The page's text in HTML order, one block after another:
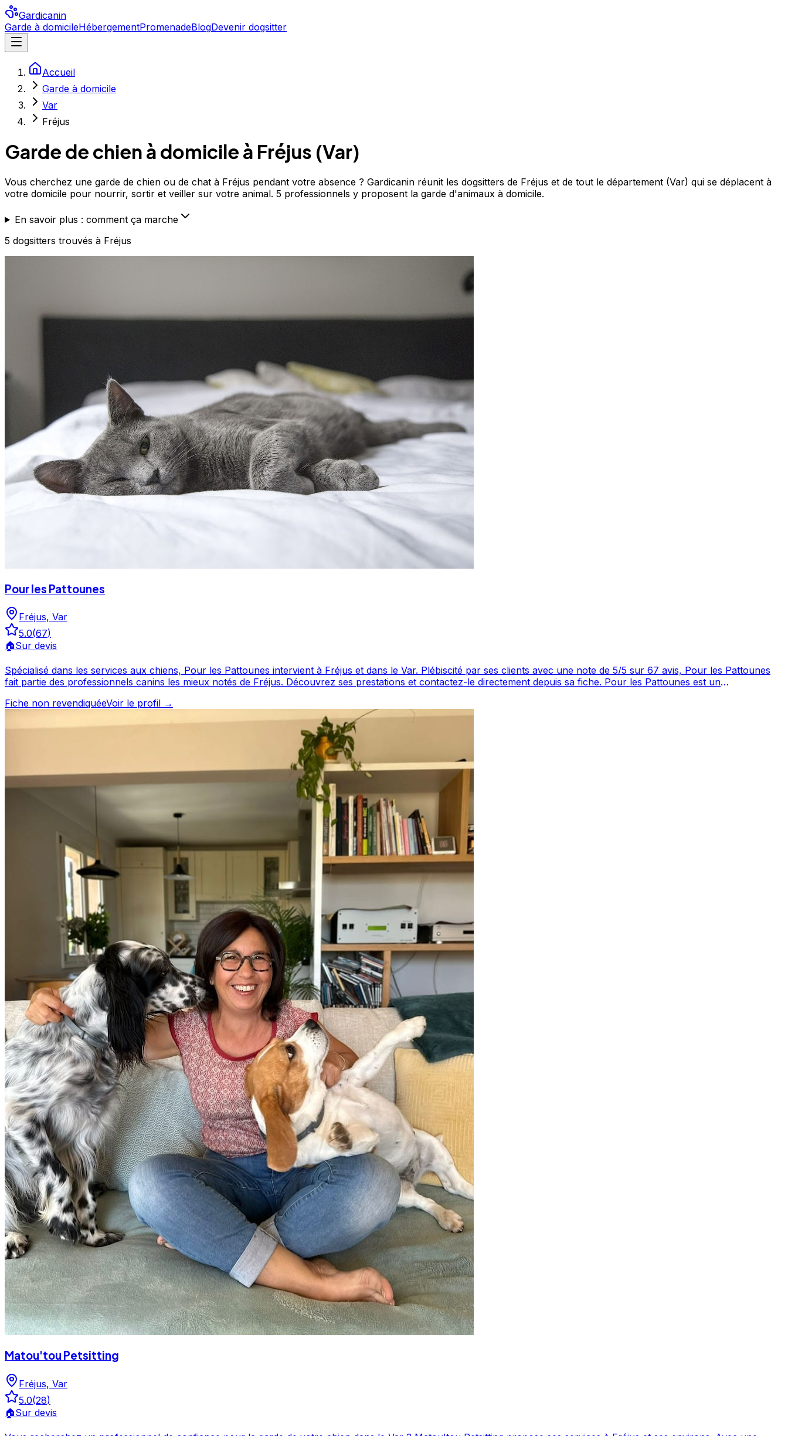
Gardicanin
Garde à domicileHébergementPromenadeBlogDevenir dogsitter
Accueil
Garde à domicile
Var
Fréjus
Garde de chien à domicile à Fréjus (Var)
Vous cherchez une garde de chien ou de chat à Fréjus pendant votre absence ? Gardicanin réunit les dogsitters de Fréjus et de tout le département (Var) qui se déplacent à
votre domicile pour nourrir, sortir et veiller sur votre animal. 5 professionnels y proposent la garde d'animaux à domicile.
En savoir plus : comment ça marche
5 dogsitters trouvés à Fréjus
Pour les Pattounes
Fréjus, Var
5.0(67)
🏠Sur devis
Spécialisé dans les services aux chiens, Pour les Pattounes intervient à Fréjus et dans le Var. Plébiscité par ses clients avec une note de 5/5 sur 67 avis, Pour les Pattounes
fait partie des professionnels canins les mieux notés de Fréjus. Découvrez ses prestations et contactez-le directement depuis sa fiche. Pour les Pattounes est un
Fiche non revendiquéeVoir le profil →
Matou'tou Petsitting
Fréjus, Var
5.0(28)
🏠Sur devis